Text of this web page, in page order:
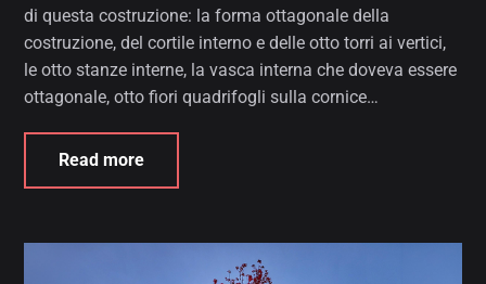
di questa costruzione: la forma ottagonale della
costruzione, del cortile interno e delle otto torri ai vertici,
le otto stanze interne, la vasca interna che doveva essere
ottagonale, otto fiori quadrifogli sulla cornice…
Read more